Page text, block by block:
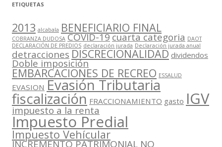
ETIQUETAS
2013 alcabala BENEFICIARIO FINAL
COBRANZA DUDOSA COVID-19cuarta categoria DAOT
DECLARACIÓN DE PREDIOS declaración jurada Declaración jurada anual
detracciones DISCRECIONALIDAD dividendos
Doble imposición
EMBARCACIONES DE RECREO ESSALUD
EVASION Evasión Tributaria
fiscalización FRACCIONAMIENTO gasto IGV
impuesto a la renta
Impuesto Predial
Impuesto Vehícular
INCREMENTO PATRIMONIAL NO